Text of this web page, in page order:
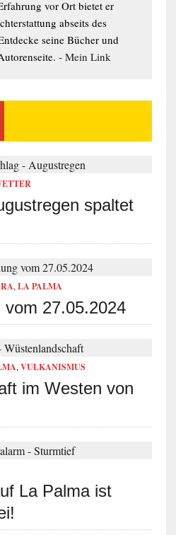
vor Ort bietet er
abseits des
seine Bücher und
-Mein Link
spaltet
, LA PALMA
27.05.2024
, VULKANISMUS
im Westen von
La Palma ist